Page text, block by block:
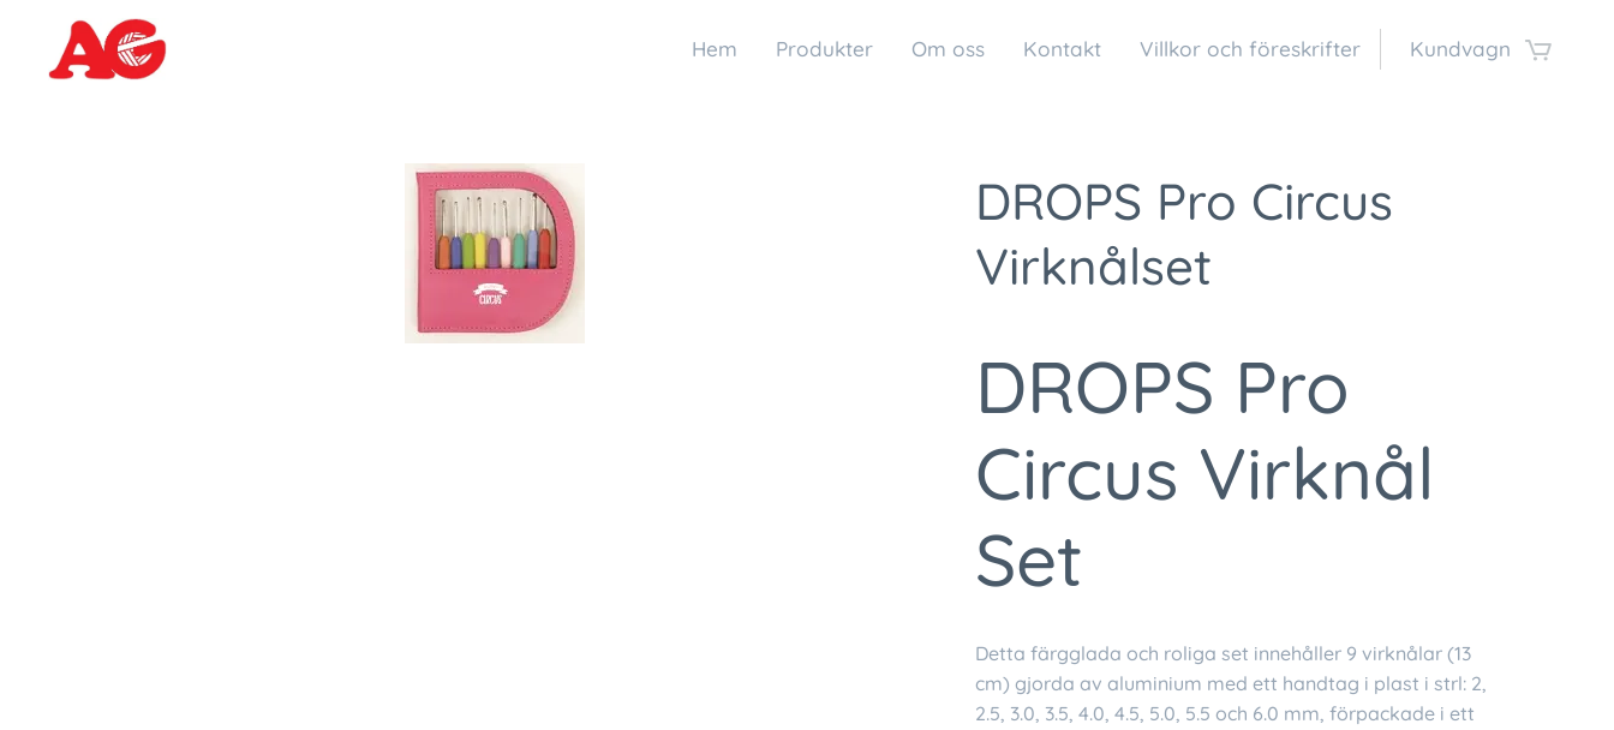
Hem Produkter Om oss Kontakt Villkor och föreskrifter Kundvagn
DROPS Pro Circus
Virknålset
DROPS Pro
Circus Virknål
Set
Detta färgglada och roliga set innehåller 9 virknålar (13
cm) gjorda av aluminium med ett handtag i plast i strl: 2,
2.5, 3.0, 3.5, 4.0, 4.5, 5.0, 5.5 och 6.0 mm, förpackade i ett